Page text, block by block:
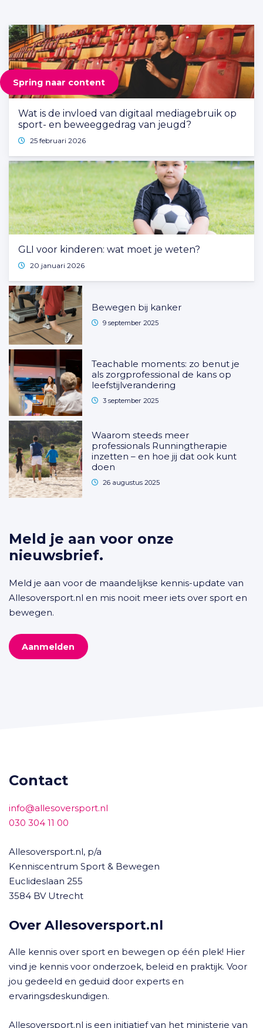
Spring naar content
Wat is de invloed van digitaal mediagebruik op
sport- en beweeggedrag van jeugd?
25 februari 2026
GLI voor kinderen: wat moet je weten?
20 januari 2026
Bewegen bij kanker
9 september 2025
Teachable moments: zo benut je
als zorgprofessional de kans op
leefstijlverandering
3 september 2025
Waarom steeds meer
professionals Runningtherapie
inzetten – en hoe jij dat ook kunt
doen
26 augustus 2025
Meld je aan voor onze
nieuwsbrief.
Meld je aan voor de maandelijkse kennis-update van
Allesoversport.nl en mis nooit meer iets over sport en
bewegen.
Aanmelden
Contact
info@allesoversport.nl
030 304 11 00
Allesoversport.nl, p/a
Kenniscentrum Sport & Bewegen
Euclideslaan 255
3584 BV Utrecht
Over Allesoversport.nl
Alle kennis over sport en bewegen op één plek! Hier
vind je kennis voor onderzoek, beleid en praktijk. Voor
jou gedeeld en geduid door experts en
ervaringsdeskundigen.
Allesoversport.nl is een initiatief van het ministerie van